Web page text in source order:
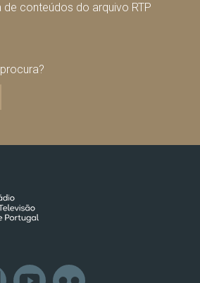
conteúdos do arquivo RTP